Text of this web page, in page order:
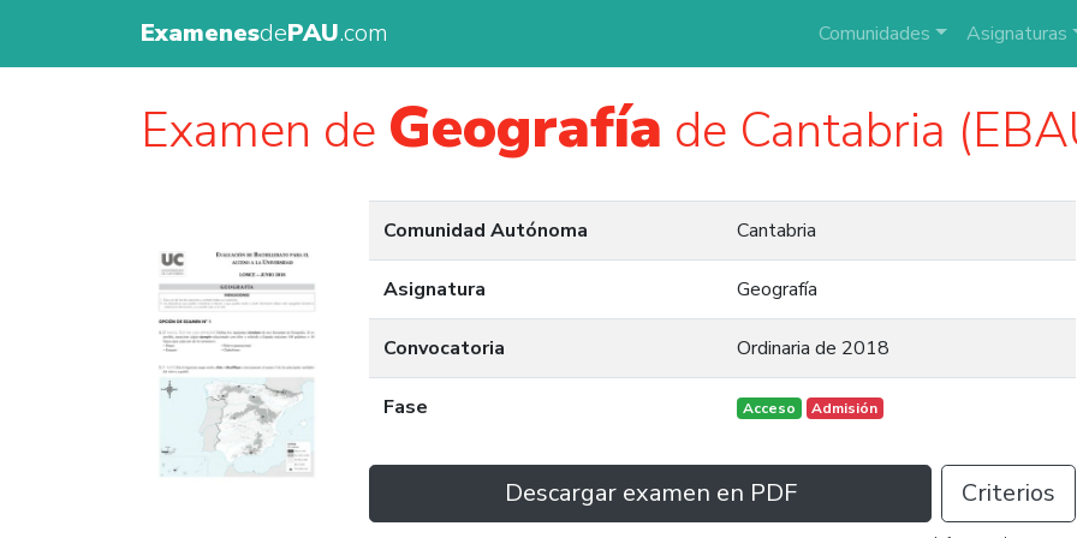
ExamenesdePAU.com Comunidades Asignaturas
Examen de Geografía de Cantabria
Comunidad Autónoma Cantabria
Asignatura Geografía
Convocatoria Ordinaria de 2018
Fase Acceso Admisión
Descargar examen en PDF Criterios